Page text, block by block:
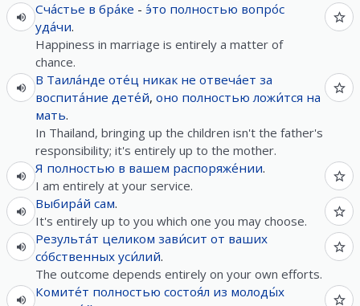
Сча́стье в бра́ке - э́то полностью вопро́с
уда́чи.
Happiness in marriage is entirely a matter of
chance.
В Таила́нде оте́ц никак не отвеча́ет за
воспита́ние дете́й, оно полностью ложи́тся на
мать.
In Thailand, bringing up the children isn't the father's
responsibility; it's entirely up to the mother.
Я полностью в вашем распоряже́нии.
I am entirely at your service.
Выбира́й сам.
It's entirely up to you which one you may choose.
Результа́т целиком зави́сит от ваших
со́бственных уси́лий.
The outcome depends entirely on your own efforts.
Комите́т полностью состоя́л из молоды́х